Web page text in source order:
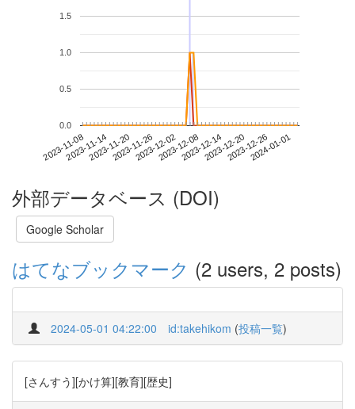
2023-11-082023-11-142023-11-202023-11-262023-12-022023-12-082023-12-142023-12-202023-12-262024-01-01
0.0
0.5
1.0
1.5
外部データベース (DOI)
Google Scholar
はてなブックマーク (2 users, 2 posts)
2024-05-01 04:22:00 id:takehikom (投稿一覧)
[さんすう][かけ算][教育][歴史]